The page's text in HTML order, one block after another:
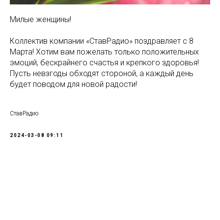
Милые женщины!
Коллектив компании «СтавРадио» поздравляет с 8
Марта! Хотим вам пожелать только положительных
эмоций, бескрайнего счастья и крепкого здоровья!
Пусть невзгоды обходят стороной, а каждый день
будет поводом для новой радости!
СтавРадио
2024-03-08 09:11